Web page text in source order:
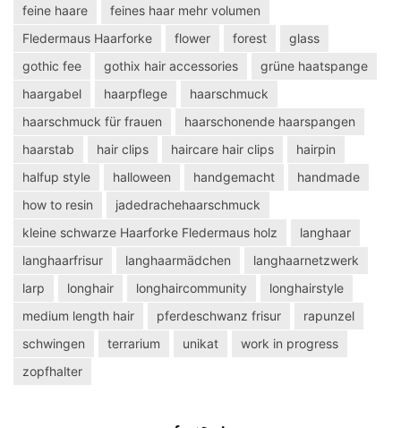
feine haare
feines haar mehr volumen
Fledermaus Haarforke
flower forest
glass
gothic fee
gothix hair accessories
grüne haatspange
haargabel
haarpflege
haarschmuck
haarschmuck für frauen
haarschonende haarspangen
haarstab
hair clips haircare hair clips
hairpin
halfup style
halloween handgemacht
handmade
how to resin
jadedrachehaarschmuck
kleine schwarze Haarforke Fledermaus holz
langhaar
langhaarfrisur
langhaarmädchen
langhaarnetzwerk
larp
longhair longhaircommunity
longhairstyle
medium length hair
pferdeschwanz frisur
rapunzel
schwingen
terrarium unikat
work in progress
zopfhalter